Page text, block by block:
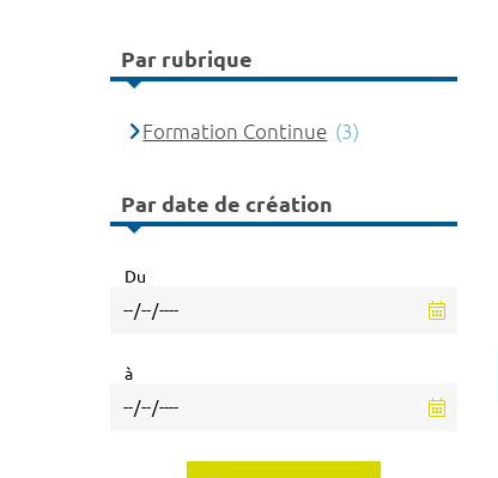
Par rubrique
Formation Continue (3)
Par date de création
Du
à